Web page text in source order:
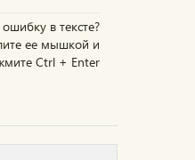
в тексте?
ее мышкой и
Ctrl + Enter